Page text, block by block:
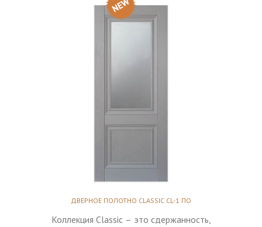
ДВЕРНОЕ ПОЛОТНО CLASSIC CL-1 ПО
Коллекция Classic – это сдержанность,